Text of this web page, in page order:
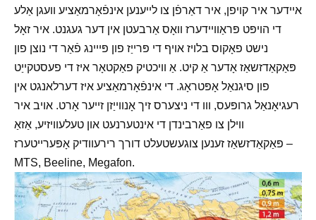
איידער איר קויפן, איר דאַרפֿן צו לייענען אינפֿאָרמאַציע וועגן אַלע
די הויפּט פּראַוויידערז וואָס אַרבעטן אין דער געגנט. איר זאָל
נישט פאָקוס בלויז אויף די פּרייַז פון פּייינג פֿאַר די נוצן פון
פּאַקאַדזשאַז אָדער אַ קיט. אַ וויכטיק פאַקטאָר איז די פעסטקייַט
פון סיגנאַל אָפּטראָג. די אינפֿאָרמאַציע איז דערלאנגט אין
רעגיאָנאַל גרופּעס, ווו די ניצערס זיך אָנווייַזן זייער אָרט. אויב איר
ווילן צו פאַרבינדן די אינטערנעט און טעלעוויזיע, אַזאַ
פּאַקאַדזשאַז זענען צוגעשטעלט דורך רירעוודיק אָפּערייטערז –
MTS, Beeline, Megafon.